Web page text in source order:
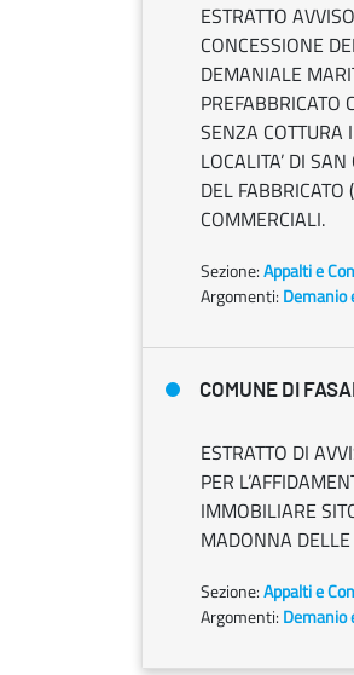
ESTRATTO
CONCESSIONE
DEMANIALE
PREFABBRICATO
SENZA COTTURA
LOCALITA’ DI
DEL FABBRICATO
COMMERCIALI.
Sezione:Appalti e
Argomenti: Demanio
COMUNE DI
ESTRATTO DI
PER
IMMOBILIARE
MADONNA
Sezione:Appalti e
Argomenti: Demanio